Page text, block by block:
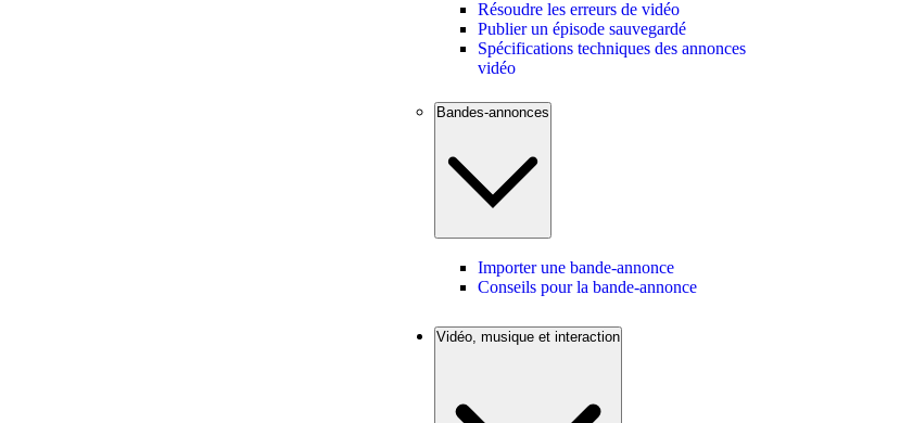
Résoudre les erreurs de vidéo
Publier un épisode sauvegardé
Spécifications techniques des annonces
vidéo
Bandes-annonces
Importer une bande-annonce
Conseils pour la bande-annonce
Vidéo, musique et interaction